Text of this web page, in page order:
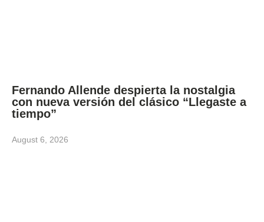
Fernando Allende despierta la nostalgia
con nueva versión del clásico “Llegaste a
tiempo”
August 6, 2026